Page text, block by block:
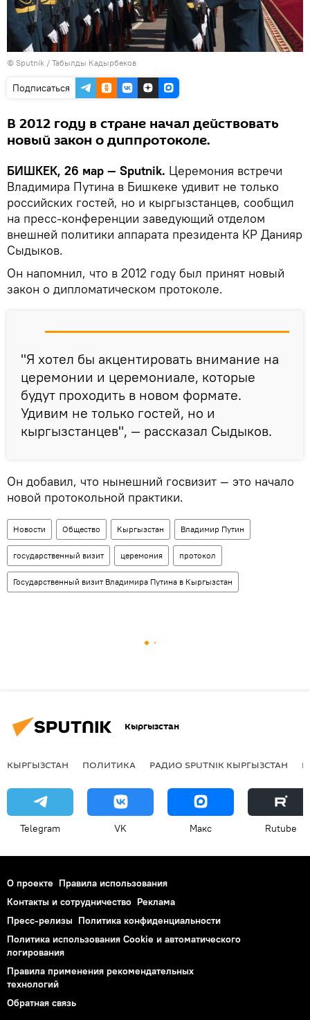
© Sputnik / Табылды Кадырбеков
Подписаться
В 2012 году в стране начал действовать
новый закон о диппротоколе.
БИШКЕК, 26 мар — Sputnik. Церемония встречи
Владимира Путина в Бишкеке удивит не только
российских гостей, но и кыргызстанцев, сообщил
на пресс-конференции заведующий отделом
внешней политики аппарата президента КР Данияр
Сыдыков.
Он напомнил, что в 2012 году был принят новый
закон о дипломатическом протоколе.
"Я хотел бы акцентировать внимание на
церемонии и церемониале, которые
будут проходить в новом формате.
Удивим не только гостей, но и
кыргызстанцев", — рассказал Сыдыков.
Он добавил, что нынешний госвизит — это начало
новой протокольной практики.
Новости Общество Кыргызстан Владимир Путин
государственный визит церемония протокол
Государственный визит Владимира Путина в Кыргызстан
Кыргызстан
КЫРГЫЗСТАН ПОЛИТИКА РАДИО SPUTNIK КЫРГЫЗСТАН
Telegram VK Макс Rutube
О проекте Правила использования
Контакты и сотрудничество Реклама
Пресс-релизы Политика конфиденциальности
Политика использования Cookie и автоматического
логирования
Правила применения рекомендательных
технологий
Обратная связь